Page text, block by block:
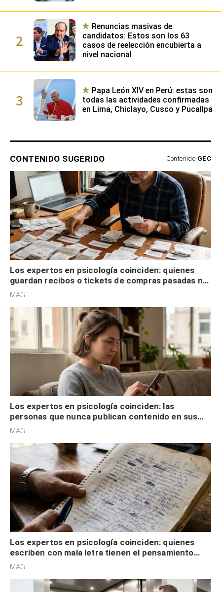
emocional
2
Renuncias masivas de
candidatos: Estos son los 63
casos de reelección encubierta a
nivel nacional
3
Papa León XIV en Perú: estas son
todas las actividades confirmadas
en Lima, Chiclayo, Cusco y Pucallpa
CONTENIDO SUGERIDO Contenido GEC
Los expertos en psicología coinciden: quienes
guardan recibos o tickets de compras pasadas no
son acumuladores, sino que tienen necesidad de
MAG.
Los expertos en psicología coinciden: las
personas que nunca publican contenido en sus
redes sociales no pretenden buscar validación
MAG.
Los expertos en psicología coinciden: quienes
escriben con mala letra tienen el pensamiento
acelerado y no lo hacen por desinterés
MAG.